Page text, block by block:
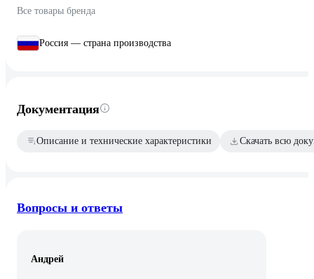
Все товары бренда
Россия — страна производства
Документация
Описание и технические характеристики Скачать всю
Вопросы и ответы
Андрей